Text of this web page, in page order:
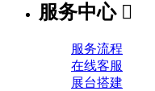
服务中心 
服务流程
在线客服
展台搭建